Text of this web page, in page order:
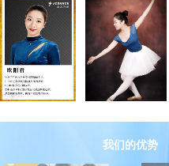
我们的优势